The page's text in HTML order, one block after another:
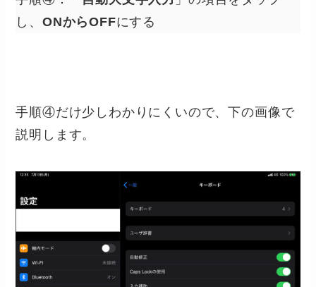
し、ONからOFFにする
手順④だけ少しわかりにくいので、下の画像で
説明します。